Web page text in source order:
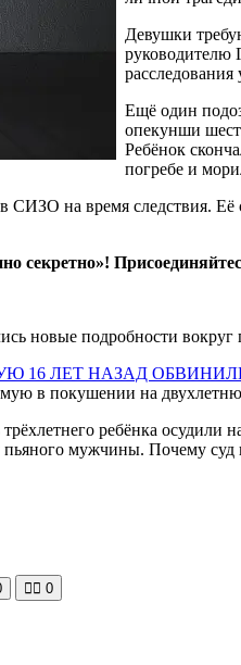
Девушки
руководителю
расследования
Ещё один
опекунши
Ребёнок
погребе и
на время следствия. Её
секретно»!
новые подробности вокруг
16 ЛЕТ НАЗАД
в покушении на
ребёнка осудили
мужчины. Почему суд
🧘‍♀️ 0